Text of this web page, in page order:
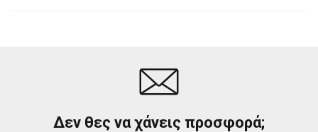
Δεν θες να χάνεις προσφορά;